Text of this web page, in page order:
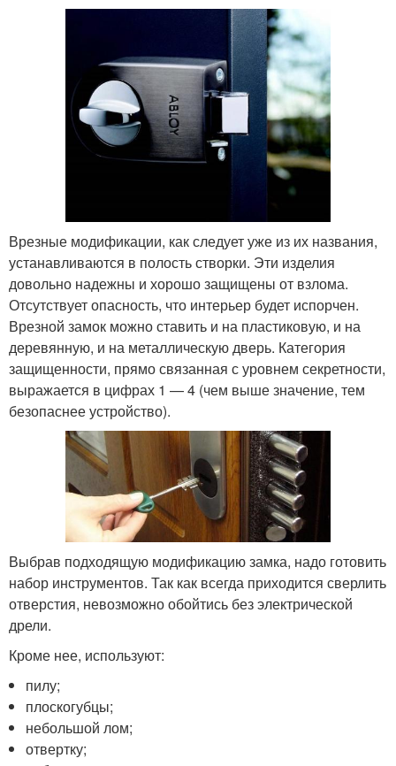
Врезные модификации, как следует уже из их названия,
устанавливаются в полость створки. Эти изделия
довольно надежны и хорошо защищены от взлома.
Отсутствует опасность, что интерьер будет испорчен.
Врезной замок можно ставить и на пластиковую, и на
деревянную, и на металлическую дверь. Категория
защищенности, прямо связанная с уровнем секретности,
выражается в цифрах 1 — 4 (чем выше значение, тем
безопаснее устройство).
Выбрав подходящую модификацию замка, надо готовить
набор инструментов. Так как всегда приходится сверлить
отверстия, невозможно обойтись без электрической
дрели.
Кроме нее, используют:
пилу;
плоскогубцы;
небольшой лом;
отвертку;